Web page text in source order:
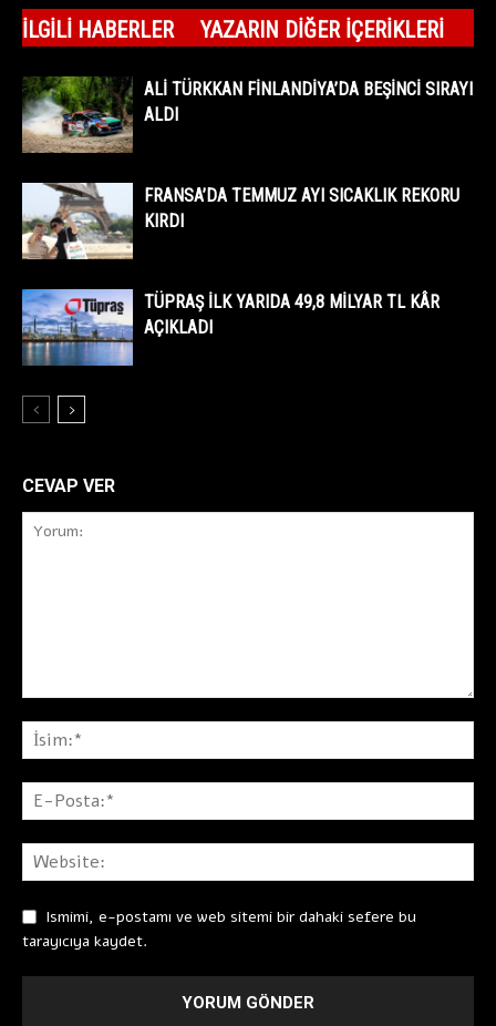
İLGILI HABERLER YAZARIN DIĞER İÇERIKLERI
ALİ TÜRKKAN FİNLANDİYA’DA BEŞİNCİ SIRAYI
ALDI
FRANSA’DA TEMMUZ AYI SICAKLIK REKORU
KIRDI
TÜPRAŞ İLK YARIDA 49,8 MİLYAR TL KÂR
AÇIKLADI
CEVAP VER
Ismimi, e-postamı ve web sitemi bir dahaki sefere bu
tarayıcıya kaydet.